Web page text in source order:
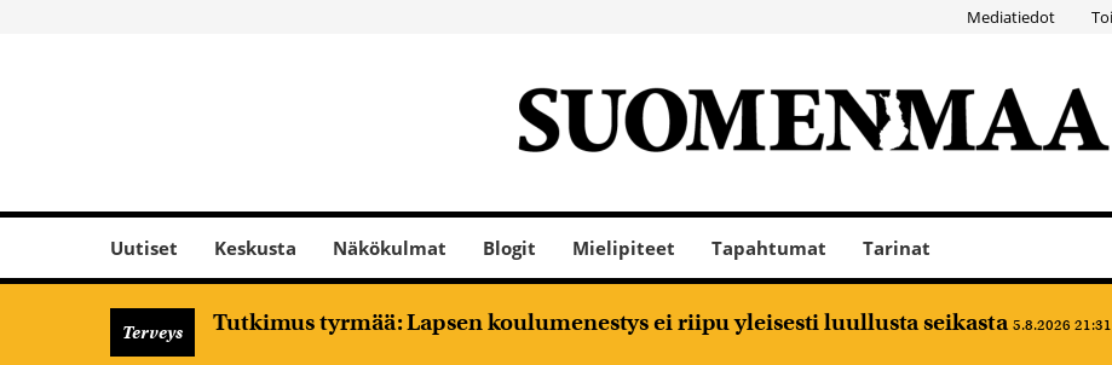
Mediatiedot
Uutiset Keskusta Näkökulmat Blogit Mielipiteet Tapahtumat Tarinat
Terveys Tutkimus tyrmää: Lapsen koulumenestys ei riipu yleisesti luullusta seikasta 5.8.2026 21:31